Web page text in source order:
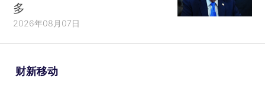
多
2026年08月07日
财新移动